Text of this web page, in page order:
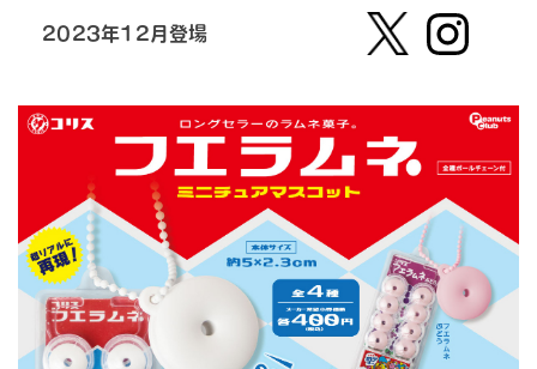
2023年12月登場
ツクラ
ブのカ
Xはこ
ちら
ラブ
ルトイ
メーカ
ーの人
（公
式）のI
nstag
ramは